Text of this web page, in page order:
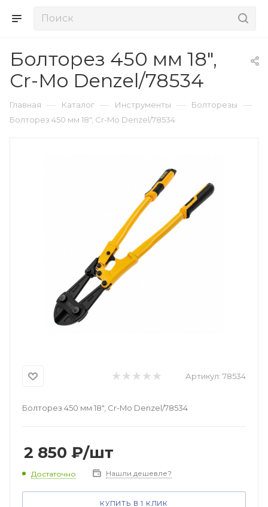
Болторез 450 мм 18",
Cr-Mo Denzel/78534
Главная — Каталог — Инструменты — Болторезы —
Болторез 450 мм 18", Cr-Mo Denzel/78534
Артикул: 78534
Болторез 450 мм 18", Cr-Mo Denzel/78534
2 850 ₽/шт
Достаточно Нашли дешевле?
КУПИТЬ В 1 КЛИК